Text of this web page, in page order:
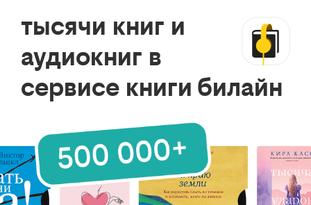
тысячи книг и
аудиокниг в
сервисе книги билайн